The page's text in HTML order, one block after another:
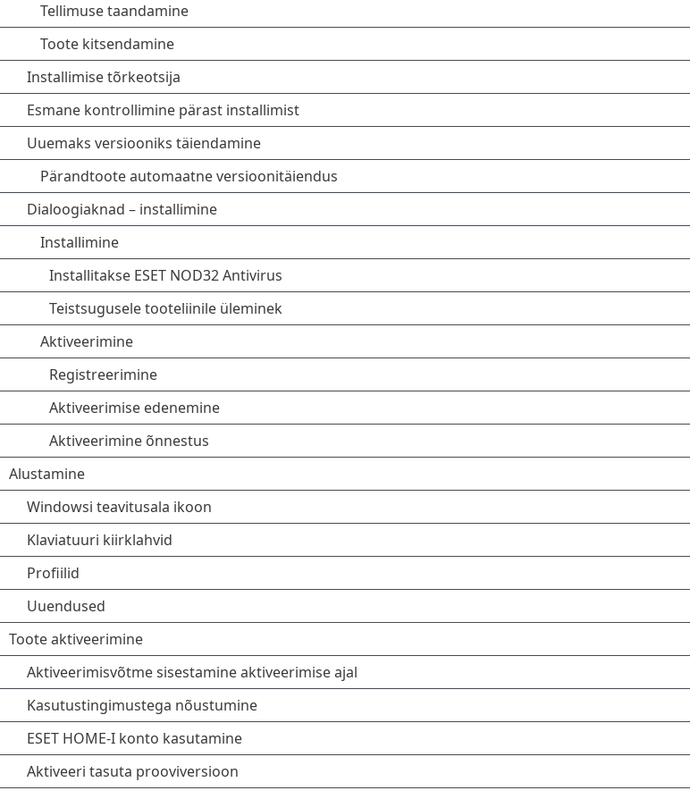
Tellimuse taandamine
Toote kitsendamine
Installimise tõrkeotsija
Esmane kontrollimine pärast installimist
Uuemaks versiooniks täiendamine
Pärandtoote automaatne versioonitäiendus
Dialoogiaknad – installimine
Installimine
Installitakse ESET NOD32 Antivirus
Teistsugusele tooteliinile üleminek
Aktiveerimine
Registreerimine
Aktiveerimise edenemine
Aktiveerimine õnnestus
Alustamine
Windowsi teavitusala ikoon
Klaviatuuri kiirklahvid
Profiilid
Uuendused
Toote aktiveerimine
Aktiveerimisvõtme sisestamine aktiveerimise ajal
Kasutustingimustega nõustumine
ESET HOME-I konto kasutamine
Aktiveeri tasuta prooviversioon